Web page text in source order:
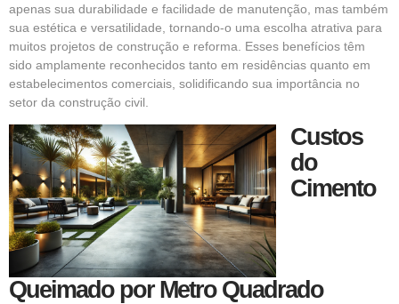
apenas sua durabilidade e facilidade de manutenção, mas também
sua estética e versatilidade, tornando-o uma escolha atrativa para
muitos projetos de construção e reforma. Esses benefícios têm
sido amplamente reconhecidos tanto em residências quanto em
estabelecimentos comerciais, solidificando sua importância no
setor da construção civil.
Custos
do
Cimento
Queimado por Metro Quadrado